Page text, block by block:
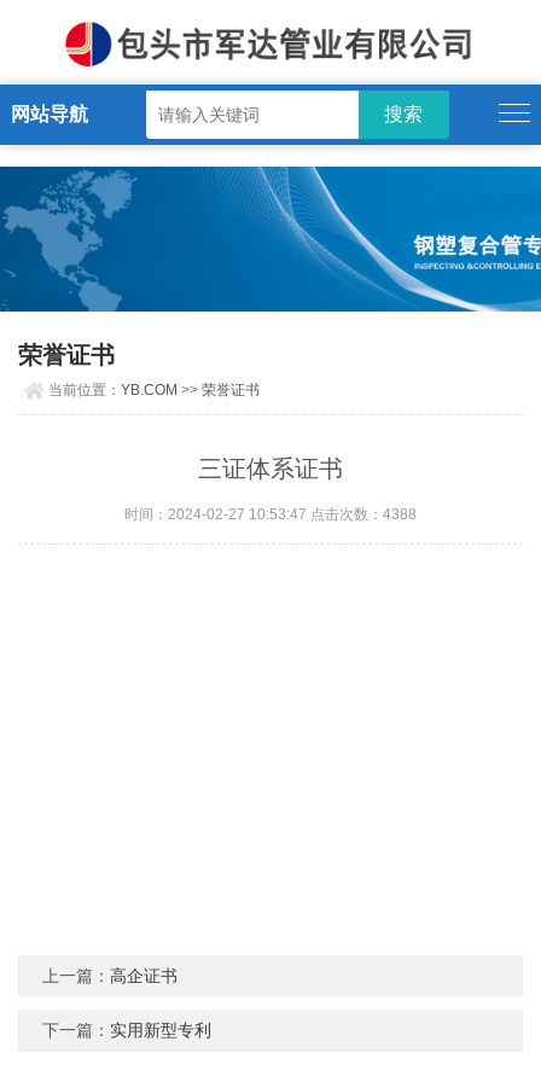
YB.COM
网站导航
荣誉证书
当前位置：YB.COM >>荣誉证书
三证体系证书
时间：2024-02-27 10:53:47 点击次数：4388
上一篇：高企证书
下一篇： 实用新型专利